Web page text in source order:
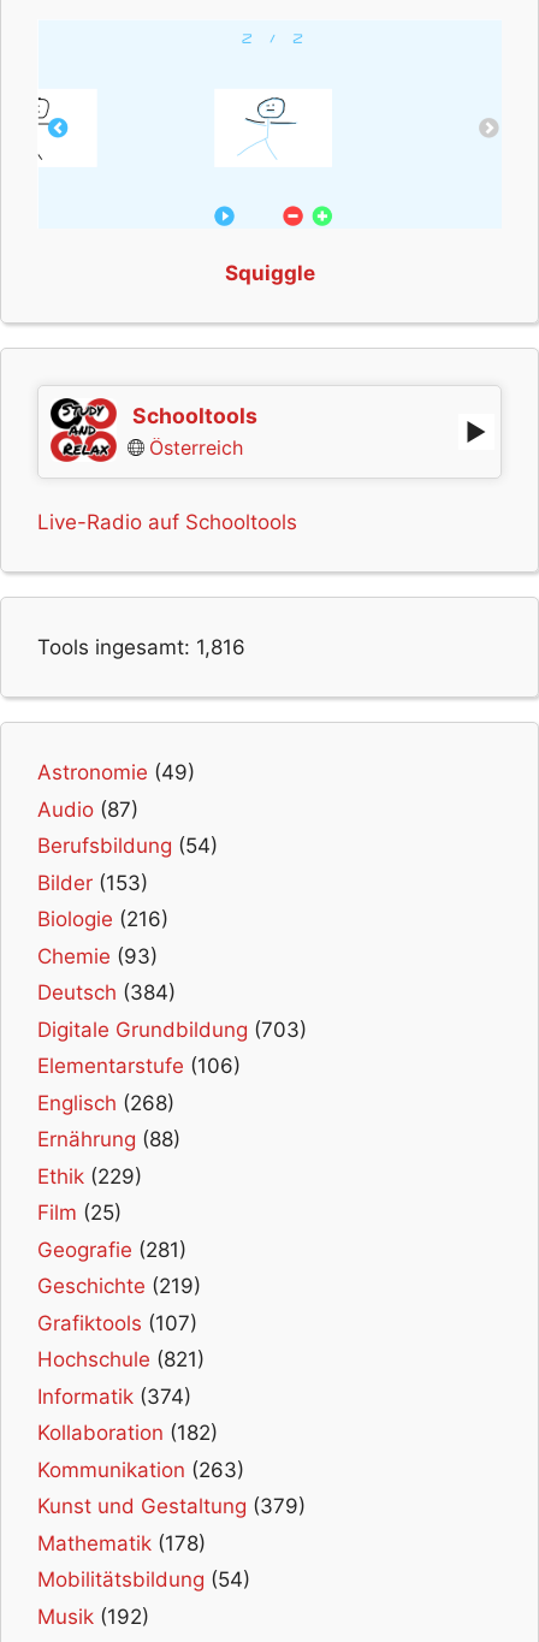
Squiggle
Schooltools
Österreich
Live-Radio auf Schooltools
Tools ingesamt: 1,816
Astronomie (49)
Audio (87)
Berufsbildung (54)
Bilder (153)
Biologie (216)
Chemie (93)
Deutsch (384)
Digitale Grundbildung (703)
Elementarstufe (106)
Englisch (268)
Ernährung (88)
Ethik (229)
Film (25)
Geografie (281)
Geschichte (219)
Grafiktools (107)
Hochschule (821)
Informatik (374)
Kollaboration (182)
Kommunikation (263)
Kunst und Gestaltung (379)
Mathematik (178)
Mobilitätsbildung (54)
Musik (192)